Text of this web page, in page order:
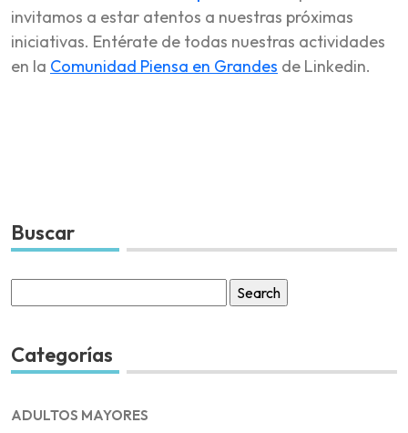
invitamos a estar atentos a nuestras próximas
iniciativas. Entérate de todas nuestras actividades
en la Comunidad Piensa en Grandes de Linkedin.
Buscar
for:
Categorías
ADULTOS MAYORES